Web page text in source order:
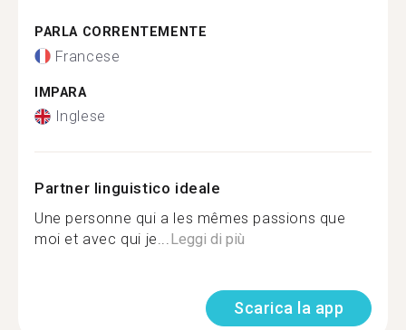
PARLA CORRENTEMENTE
Francese
IMPARA
Inglese
Partner linguistico ideale
Une personne qui a les mêmes passions que
moi et avec qui je...Leggi di più
Scarica la app